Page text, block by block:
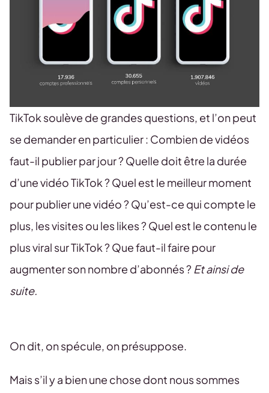
TikTok soulève de grandes questions, et l’on peut
se demander en particulier : Combien de vidéos
faut-il publier par jour ? Quelle doit être la durée
d’une vidéo TikTok ? Quel est le meilleur moment
pour publier une vidéo ? Qu’est-ce qui compte le
plus, les visites ou les likes ? Quel est le contenu le
plus viral sur TikTok ? Que faut-il faire pour
augmenter son nombre d’abonnés ? Et ainsi de
suite.
On dit, on spécule, on présuppose.
Mais s’il y a bien une chose dont nous sommes